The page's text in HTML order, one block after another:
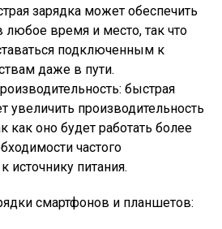
зарядка может обеспечить
любое время и место, так что
подключенным к
даже в пути.
быстрая
увеличить производительность
как оно будет работать более
частого
источнику питания.
смартфонов и планшетов: